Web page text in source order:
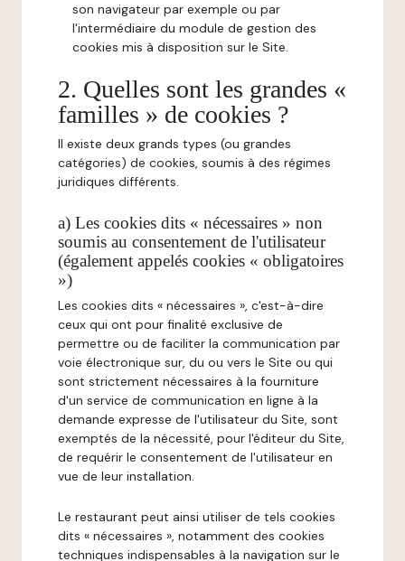
son navigateur par exemple ou par
l'intermédiaire du module de gestion des
cookies mis à disposition sur le Site.
2. Quelles sont les grandes «
familles » de cookies ?
Il existe deux grands types (ou grandes
catégories) de cookies, soumis à des régimes
juridiques différents.
a) Les cookies dits « nécessaires » non
soumis au consentement de l'utilisateur
(également appelés cookies « obligatoires
»)
Les cookies dits « nécessaires », c'est-à-dire
ceux qui ont pour finalité exclusive de
permettre ou de faciliter la communication par
voie électronique sur, du ou vers le Site ou qui
sont strictement nécessaires à la fourniture
d'un service de communication en ligne à la
demande expresse de l'utilisateur du Site, sont
exemptés de la nécessité, pour l'éditeur du Site,
de requérir le consentement de l'utilisateur en
vue de leur installation.
Le restaurant peut ainsi utiliser de tels cookies
dits « nécessaires », notamment des cookies
techniques indispensables à la navigation sur le